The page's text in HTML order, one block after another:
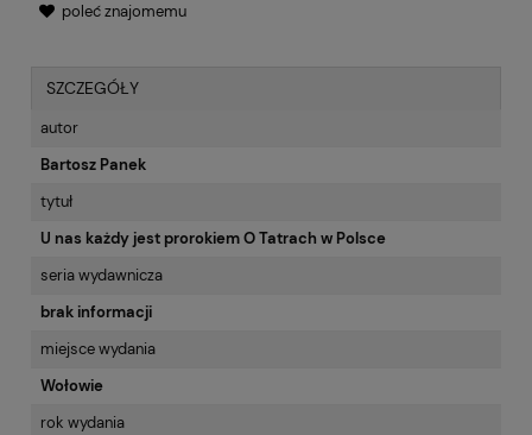
poleć znajomemu
SZCZEGÓŁY
autor
Bartosz Panek
tytuł
U nas każdy jest prorokiem O Tatrach w Polsce
seria wydawnicza
brak informacji
miejsce wydania
Wołowie
rok wydania